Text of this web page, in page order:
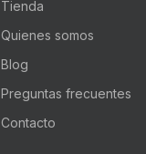
Tienda
Quienes somos
Blog
Preguntas frecuentes
Contacto